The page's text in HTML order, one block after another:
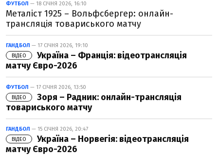
ФУТБОЛ — 18 СІЧНЯ 2026, 16:10
Металіст 1925 – Вольфсбергер: онлайн-
трансляція товариського матчу
ГАНДБОЛ — 17 СІЧНЯ 2026, 19:10
ВІДЕО
Україна – Франція: відеотрансляція
матчу Євро-2026
ФУТБОЛ — 17 СІЧНЯ 2026, 13:50
ВІДЕО
Зоря – Радник: онлайн-трансляція
товариського матчу
ГАНДБОЛ — 15 СІЧНЯ 2026, 20:47
ВІДЕО
Україна – Норвегія: відеотрансляція
матчу Євро-2026